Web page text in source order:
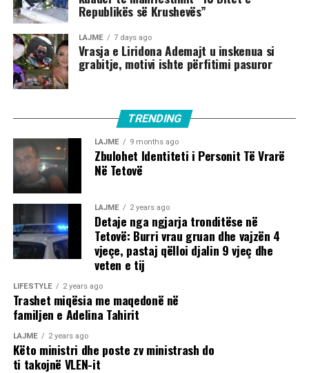
Republikës së Krushevës”
LAJME 7 days ago
Vrasja e Liridona Ademajt u inskenua si
grabitje, motivi ishte përfitimi pasuror
TRENDING
LAJME 9 months ago
Zbulohet Identiteti i Personit Të Vrarë
Në Tetovë
LAJME 2 years ago
Detaje nga ngjarja tronditëse në
Tetovë: Burri vrau gruan dhe vajzën 4
vjeçe, pastaj qëlloi djalin 9 vjeç dhe
veten e tij
LIFESTYLE 2 years ago
Trashet miqësia me maqedonë në
familjen e Adelina Tahirit
LAJME 2 years ago
Këto ministri dhe poste zv ministrash do
ti takojnë VLEN-it